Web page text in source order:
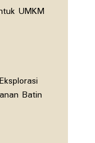
UMKM
Batin